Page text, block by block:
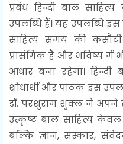
प्रबंध हिन्दी बाल
उपलब्धि हैं। यह उपलब्धि
साहित्य समय की
प्रासंगिक है और भविष्य में
आधार बना रहेगा। हिन्दी
शोधार्थी और पाठक इस
डॉ. परशुराम शुक्ल ने अपने
उत्कृष्ट बाल साहित्य
बल्कि ज्ञान, संस्कार,